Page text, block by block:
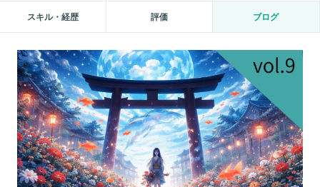
スキル・経歴 評価 ブログ